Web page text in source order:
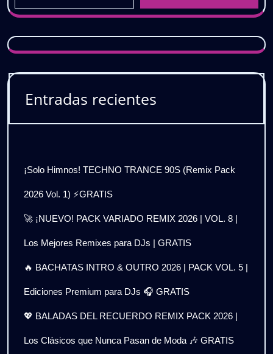
Entradas recientes
¡Solo Himnos! TECHNO TRANCE 90S (Remix Pack
2026 Vol. 1) ⚡GRATIS
🚀 ¡NUEVO! PACK VARIADO REMIX 2026 | VOL. 8 |
Los Mejores Remixes para DJs | GRATIS
🔥 BACHATAS INTRO & OUTRO 2026 | PACK VOL. 5 |
Ediciones Premium para DJs 🎧 GRATIS
💖 BALADAS DEL RECUERDO REMIX PACK 2026 |
Los Clásicos que Nunca Pasan de Moda 🎶 GRATIS